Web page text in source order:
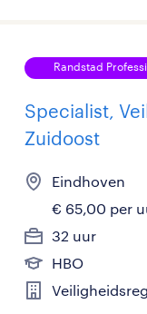
Randstad
Specialist,
Zuidoost
Eindhoven
€ 65,00 per
32 uur
HBO